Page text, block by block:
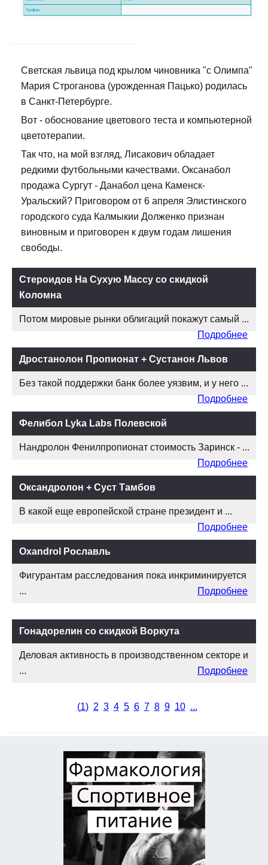
Светская львица под крылом чиновника "с Олимпа"
Мария Строганова (урожденная Пацько) родилась
в Санкт-Петербурге.
Вот - обоснование цветового теста и компьютерной
цветотерапии.
Так что, на мой взгляд, Лисакович обладает
редкими футбольными качествами. Оксанабол
продажа Сургут - Данабол цена Каменск-
Уральский? Приговором от 6 апреля Элистинского
городского суда Калмыкии Долженко признан
виновным и приговорен к двум годам лишения
свободы.
Стероидов На Сухую Массу со скидкой
Коломна
Потом мировые рынки облигаций покажут самый ...
Подробнее
Дростанолон Пропионат + Сустанон Львов
Без такой поддержки банк более уязвим, и у него ...
Подробнее
Фелибол Lyka Labs Полевской
Нандролон Фенилпропионат стоимость Заринск - ...
Подробнее
Оксандролон + Суст Тамбов
В какой еще европейской стране президент и ...
Подробнее
Oxandrol Рославль
Фигурантам расследования пока инкриминируется
...
Подробнее
Гонадорелин со скидкой Воркута
Деловая активность в производственном секторе и
...
Подробнее
(1) 2 3 4 5 6 7 8 9 10 ...